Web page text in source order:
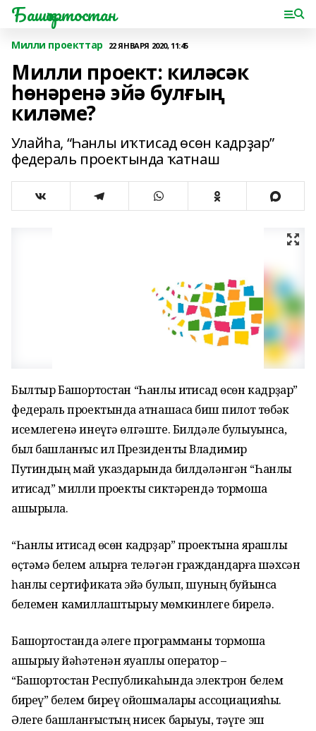
Башҡортостан
Милли проекттар 22 ЯНВАРЯ 2020, 11:45
Милли проект: киләсәк
һөнәренә эйә булғың
киләме?
Улайһа, “Һанлы иҡтисад өсөн кадрҙар”
федераль проектында ҡатнаш
Былтыр Башҡортостан “Һанлы иҡтисад өсөн кадрҙар”
федераль проектында ҡатнашасаҡ биш пилот төбәк
исемлегенә инеүгә өлгәште. Билдәле булыуынса,
был башланғыс ил Президенты Владимир
Путиндың май указдарында билдәләнгән “Һанлы
иҡтисад” милли проекты сиктәрендә тормошҡа
ашырыла.
“Һанлы иҡтисад өсөн кадрҙар” проектына ярашлы
өҫтәмә белем алырға теләгән граждандарға шәхсән
һанлы сертификатҡа эйә булып, шуның буйынса
белемен камиллаштырыу мөмкинлеге бирелә.
Башҡортостанда әлеге программаны тормошҡа
ашырыу йәһәтенән яуаплы оператор –
“Башҡортостан Республикаһында электрон белем
биреү” белем биреү ойошмалары ассоциацияһы.
Әлеге башланғыстың нисек барыуы, тәүге эш